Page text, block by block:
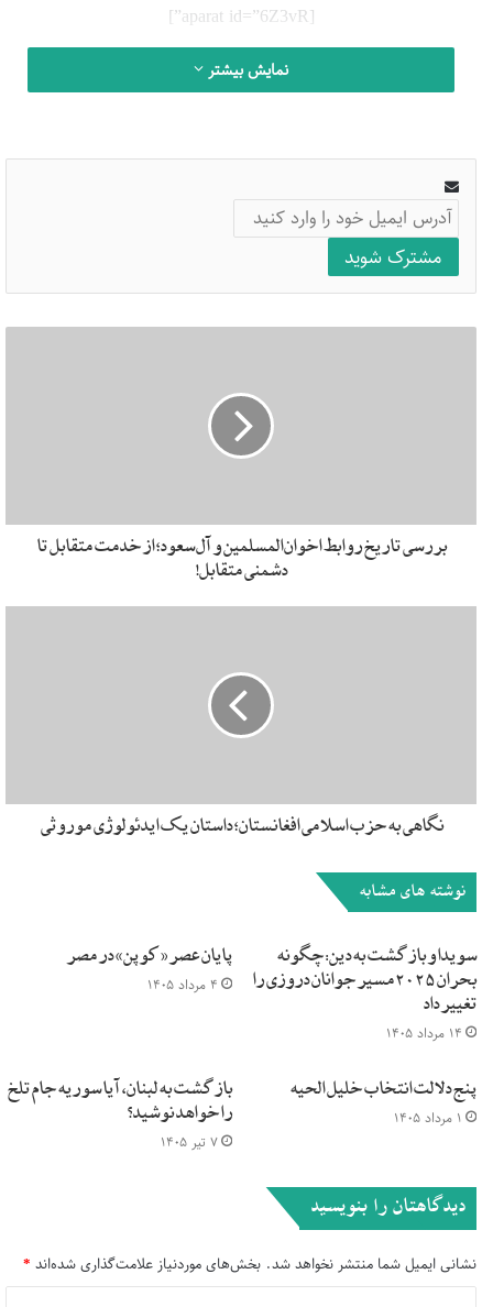
[aparat id=”6Z3vR”]
جریان گولن فتح الله گولن
نمایش بیشتر
آدرس
ایمیل
خود
را
وارد
کنید
بررسی تاریخ روابط اخوان‌المسلمین و آل‌سعود؛ از خدمت متقابل تا
دشمنی متقابل!
نگاهی به حزب اسلامی افغانستان؛ داستان یک ایدئولوژی موروثی
نوشته های مشابه
سویدا و بازگشت به دین: چگونه
بحران ۲۰۲۵ مسیر جوانان دروزی را
تغییر داد
۱۴ مرداد ۱۴۰۵
پایان عصر «کوپن» در مصر
۴ مرداد ۱۴۰۵
پنج دلالت انتخاب خلیل الحیه
۱ مرداد ۱۴۰۵
بازگشت به لبنان، آیا سوریه جام تلخ
را خواهد نوشید؟
۷ تیر ۱۴۰۵
دیدگاهتان را بنویسید
نشانی ایمیل شما منتشر نخواهد شد. بخش‌های موردنیاز علامت‌گذاری شده‌اند *